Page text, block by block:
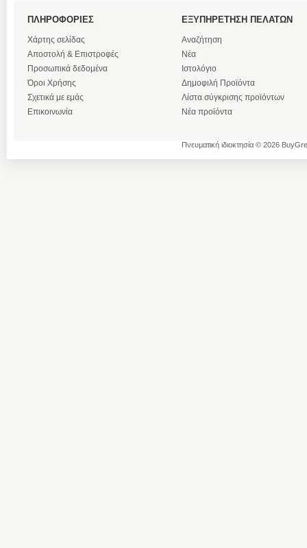
ΠΛΗΡΟΦΟΡΙΕΣ
Χάρτης σελίδας
Αποστολή & Επιστροφές
Προσωπικά δεδομένα
Όροι Χρήσης
Σχετικά με εμάς
Επικοινωνία
ΕΞΥΠΗΡΕΤΗΣΗ ΠΕΛΑΤΩΝ
Αναζήτηση
Νέα
Ιστολόγιο
Δημοφιλή Προϊόντα
Λίστα σύγκρισης προϊόντων
Νέα προϊόντα
Πνευματική ιδιοκτησία © 2026